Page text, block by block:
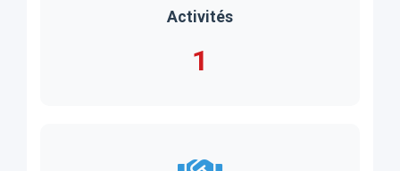
Activités
1